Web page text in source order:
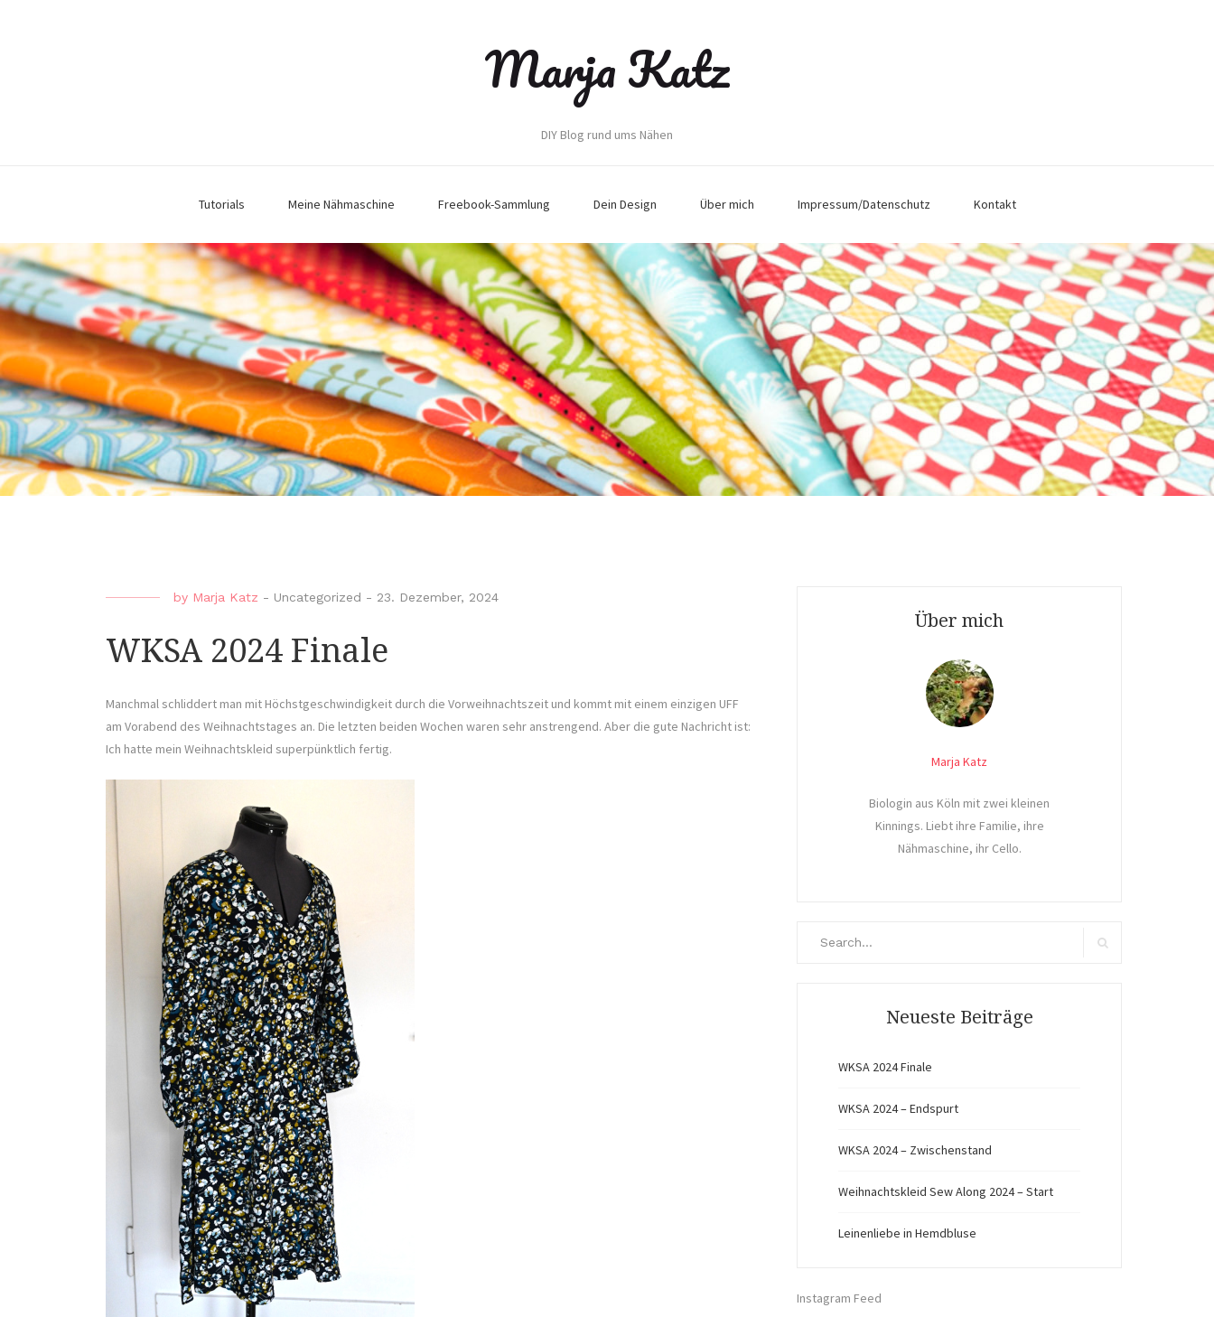
Marja Katz
DIY Blog rund ums Nähen
Tutorials Meine Nähmaschine Freebook-Sammlung Dein Design Über mich Impressum/Datenschutz Kontakt
by Marja Katz - Uncategorized - 23. Dezember, 2024
WKSA 2024 Finale
Manchmal schliddert man mit Höchstgeschwindigkeit durch die Vorweihnachtszeit und kommt mit einem einzigen UFF
am Vorabend des Weihnachtstages an. Die letzten beiden Wochen waren sehr anstrengend. Aber die gute Nachricht ist:
Ich hatte mein Weihnachtskleid superpünktlich fertig.
Über mich
Marja Katz
Biologin aus Köln mit zwei kleinen
Kinnings. Liebt ihre Familie, ihre
Nähmaschine, ihr Cello.
Neueste Beiträge
WKSA 2024 Finale
WKSA 2024 – Endspurt
WKSA 2024 – Zwischenstand
Weihnachtskleid Sew Along 2024 – Start
Leinenliebe in Hemdbluse
Instagram Feed